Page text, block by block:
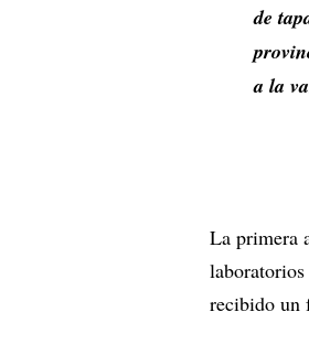
de
a la
La primera
recibido un